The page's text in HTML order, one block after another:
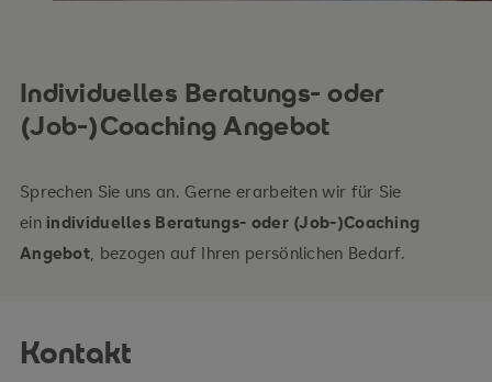
Individuelles Beratungs- oder
(Job-)Coaching Angebot
Sprechen Sie uns an. Gerne erarbeiten wir für Sie
ein individuelles Beratungs- oder (Job-)Coaching
Angebot , bezogen auf Ihren persönlichen Bedarf.
Kontakt